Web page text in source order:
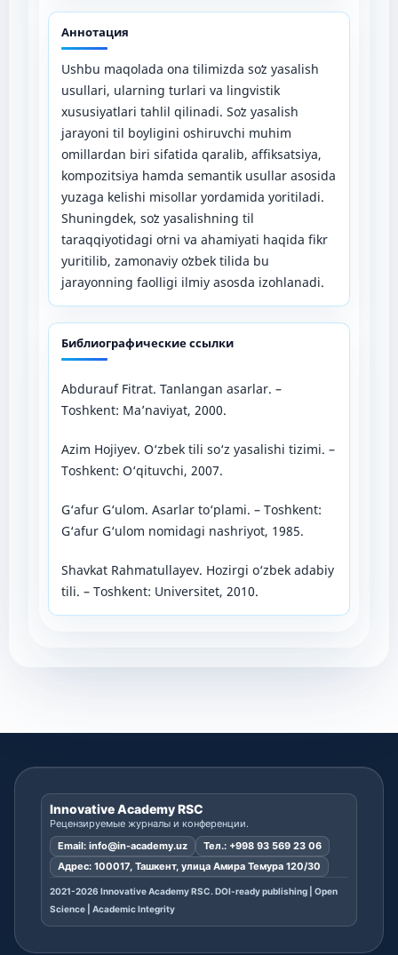
Аннотация
Ushbu maqolada ona tilimizda soʻz yasalish
usullari, ularning turlari va lingvistik
xususiyatlari tahlil qilinadi. Soʻz yasalish
jarayoni til boyligini oshiruvchi muhim
omillardan biri sifatida qaralib, affiksatsiya,
kompozitsiya hamda semantik usullar asosida
yuzaga kelishi misollar yordamida yoritiladi.
Shuningdek, soʻz yasalishning til
taraqqiyotidagi oʻrni va ahamiyati haqida fikr
yuritilib, zamonaviy oʻzbek tilida bu
jarayonning faolligi ilmiy asosda izohlanadi.
Библиографические ссылки
Abdurauf Fitrat. Tanlangan asarlar. –
Toshkent: Ma’naviyat, 2000.
Azim Hojiyev. O‘zbek tili so‘z yasalishi tizimi. –
Toshkent: O‘qituvchi, 2007.
G‘afur G‘ulom. Asarlar to‘plami. – Toshkent:
G‘afur G‘ulom nomidagi nashriyot, 1985.
Shavkat Rahmatullayev. Hozirgi o‘zbek adabiy
tili. – Toshkent: Universitet, 2010.
Innovative Academy RSC
Рецензируемые журналы и конференции.
Email: info@in-academy.uz Тел.: +998 93 569 23 06
Адрес: 100017, Ташкент, улица Амира Темура 120/30
2021-2026 Innovative Academy RSC. DOI-ready publishing | Open
Science | Academic Integrity